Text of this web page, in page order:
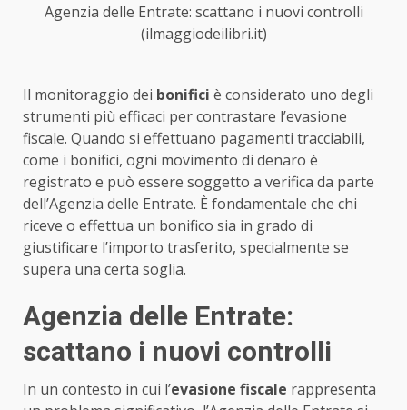
Agenzia delle Entrate: scattano i nuovi controlli
(ilmaggiodeilibri.it)
Il monitoraggio dei bonifici è considerato uno degli
strumenti più efficaci per contrastare l’evasione
fiscale. Quando si effettuano pagamenti tracciabili,
come i bonifici, ogni movimento di denaro è
registrato e può essere soggetto a verifica da parte
dell’Agenzia delle Entrate. È fondamentale che chi
riceve o effettua un bonifico sia in grado di
giustificare l’importo trasferito, specialmente se
supera una certa soglia.
Agenzia delle Entrate:
scattano i nuovi controlli
In un contesto in cui l’evasione fiscale rappresenta